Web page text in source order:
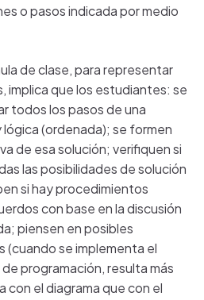
o pasos indicada por medio
de clase, para representar
implica que los estudiantes: se
todos los pasos de una
(ordenada); se formen
de esa solución; verifiquen si
las posibilidades de solución
si hay procedimientos
con base en la discusión
piensen en posibles
(cuando se implementa el
programación, resulta más
con el diagrama que con el